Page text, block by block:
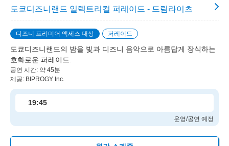
도쿄디즈니랜드 일렉트리컬 퍼레이드 - 드림라이츠
디즈니 프리미어 액세스 대상 퍼레이드
도쿄디즈니랜드의 밤을 빛과 디즈니 음악으로 아름답게 장식하는
호화로운 퍼레이드.
공연 시간: 약 45분
제공: BIPROGY Inc.
19:45
운영/공연 예정